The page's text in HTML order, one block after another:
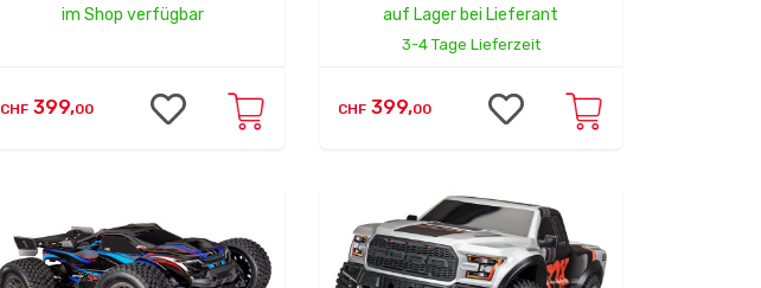
im Shop verfügbar
CHF399,00
auf Lager bei Lieferant
3-4 Tage Lieferzeit
CHF399,00